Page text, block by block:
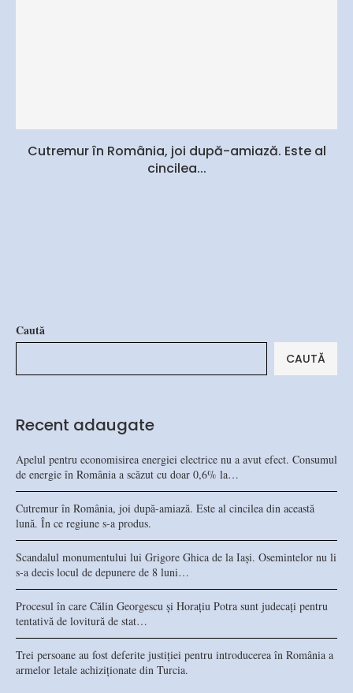
Cutremur în România, joi după-amiază. Este al
cincilea...
Caută
CAUTĂ
Recent adaugate
Apelul pentru economisirea energiei electrice nu a avut efect. Consumul
de energie în România a scăzut cu doar 0,6% la…
Cutremur în România, joi după-amiază. Este al cincilea din această
lună. În ce regiune s-a produs.
Scandalul monumentului lui Grigore Ghica de la Iași. Osemintelor nu li
s-a decis locul de depunere de 8 luni…
Procesul în care Călin Georgescu și Horațiu Potra sunt judecați pentru
tentativă de lovitură de stat…
Trei persoane au fost deferite justiției pentru introducerea în România a
armelor letale achiziționate din Turcia.